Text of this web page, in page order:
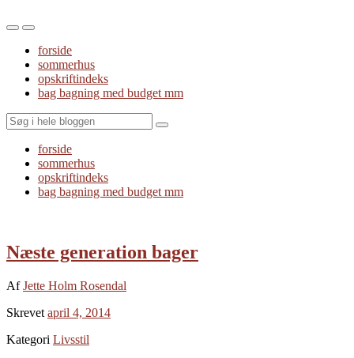
Toggle
mobile
menu
Toggle
the
search
field
forside
sommerhus
opskriftindeks
bag bagning med budget mm
Search
forside
sommerhus
opskriftindeks
bag bagning med budget mm
Næste generation bager
AfJette Holm Rosendal
Skrevet april 4, 2014
Kategori Livsstil